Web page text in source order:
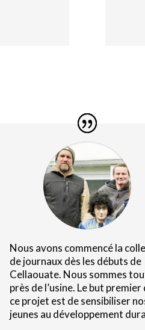
Nous avons commencé la
de journaux dès les débuts de
Cellaouate. Nous sommes
près de l’usine. Le but premier
ce projet est de sensibiliser
jeunes au développement